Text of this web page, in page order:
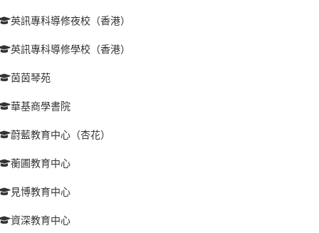
英訊專科導修夜校（香港）
英訊專科導修學校（香港）
茵茵琴苑
華基商學書院
蔚藍教育中心（杏花）
蘅圃教育中心
見博教育中心
資深教育中心